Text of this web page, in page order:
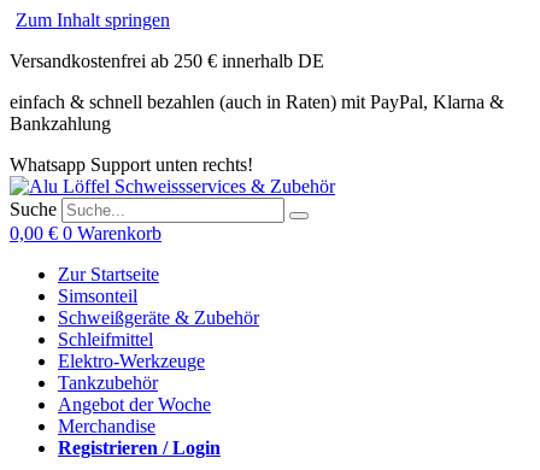
Zum Inhalt springen
Versandkostenfrei ab 250 € innerhalb DE
einfach & schnell bezahlen (auch in Raten) mit PayPal, Klarna &
Bankzahlung
Whatsapp Support unten rechts!
Suche
0,00 € 0 Warenkorb
Zur Startseite
Simsonteil
Schweißgeräte & Zubehör
Schleifmittel
Elektro-Werkzeuge
Tankzubehör
Angebot der Woche
Merchandise
Registrieren / Login